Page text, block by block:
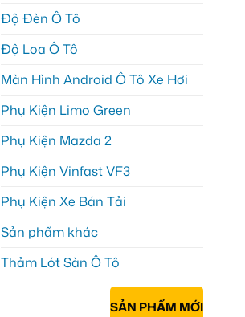
Độ Đèn Ô Tô
Độ Loa Ô Tô
Màn Hình Android Ô Tô Xe Hơi
Phụ Kiện Limo Green
Phụ Kiện Mazda 2
Phụ Kiện Vinfast VF3
Phụ Kiện Xe Bán Tải
Sản phẩm khác
Thảm Lót Sàn Ô Tô
SẢN PHẨM MỚI